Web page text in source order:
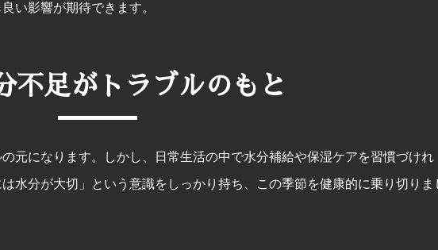
い影響が期待できます。
不足がトラブルのもと
元になります。しかし、日常生活の中で水分補給や保湿ケアを習慣づけれ
水分が大切」という意識をしっかり持ち、この季節を健康的に乗り切りま